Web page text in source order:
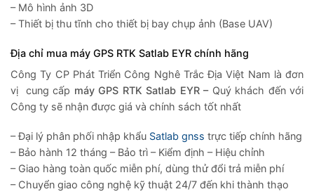
– Mô hình ảnh 3D
– Thiết bị thu tĩnh cho thiết bị bay chụp ảnh (Base UAV)
Địa chỉ mua máy GPS RTK Satlab EYR chính hãng
Công Ty CP Phát Triển Công Nghê Trắc Địa Việt Nam là đơn
vị cung cấp máy GPS RTK Satlab EYR – Quý khách đến với
Công ty sẽ nhận được giá và chính sách tốt nhất
– Đại lý phân phối nhập khẩu Satlab gnss trực tiếp chính hãng
– Bảo hành 12 tháng – Bảo trì – Kiểm định – Hiệu chỉnh
– Giao hàng toàn quốc miễn phí, dùng thử đổi trả miễn phí
– Chuyển giao công nghệ kỹ thuật 24/7 đến khi thành thạo